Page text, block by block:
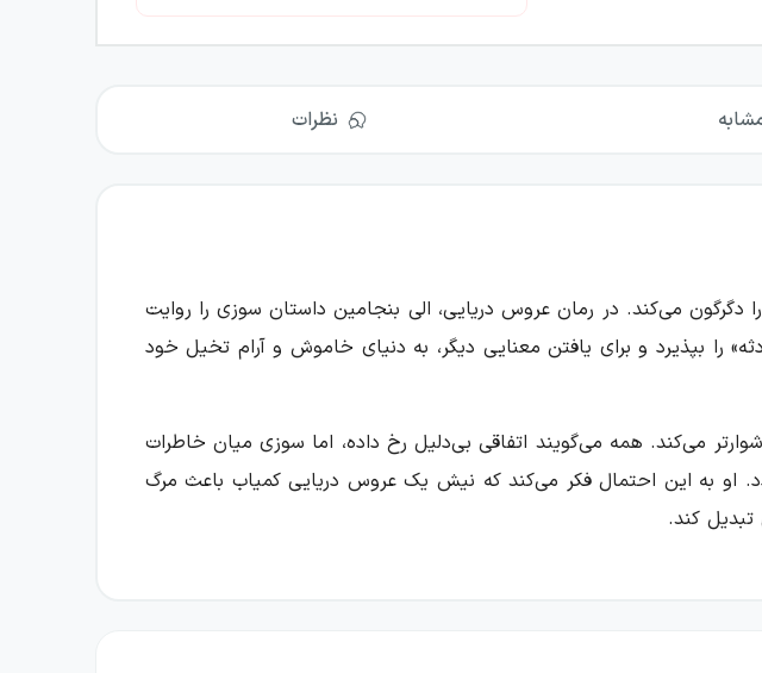
نظرات
می‌کند. در رمان عروس دریایی، الی بنجامین داستان سوزی را روایت
را بپذیرد و برای یافتن معنایی دیگر، به دنیای خاموش و آرام تخیل خود
می‌کند. همه می‌گویند اتفاقی بی‌دلیل رخ داده، اما سوزی میان خاطرات
او به این احتمال فکر می‌کند که نیش یک عروس دریایی کمیاب باعث مرگ
تبدیل کند.